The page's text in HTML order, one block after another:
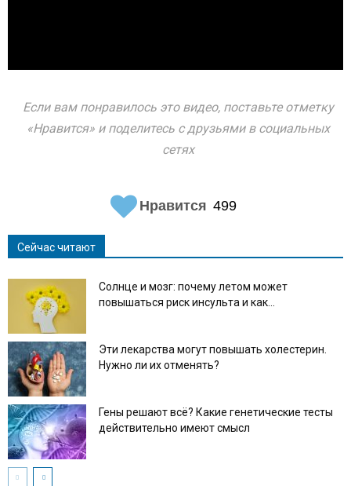
Если вам понравилось это видео, поставьте отметку
«Нравится» и поделитесь с друзьями в социальных
сетях
Нравится 499
Сейчас читают
Солнце и мозг: почему летом может
повышаться риск инсульта и как...
Эти лекарства могут повышать холестерин.
Нужно ли их отменять?
Гены решают всё? Какие генетические тесты
действительно имеют смысл